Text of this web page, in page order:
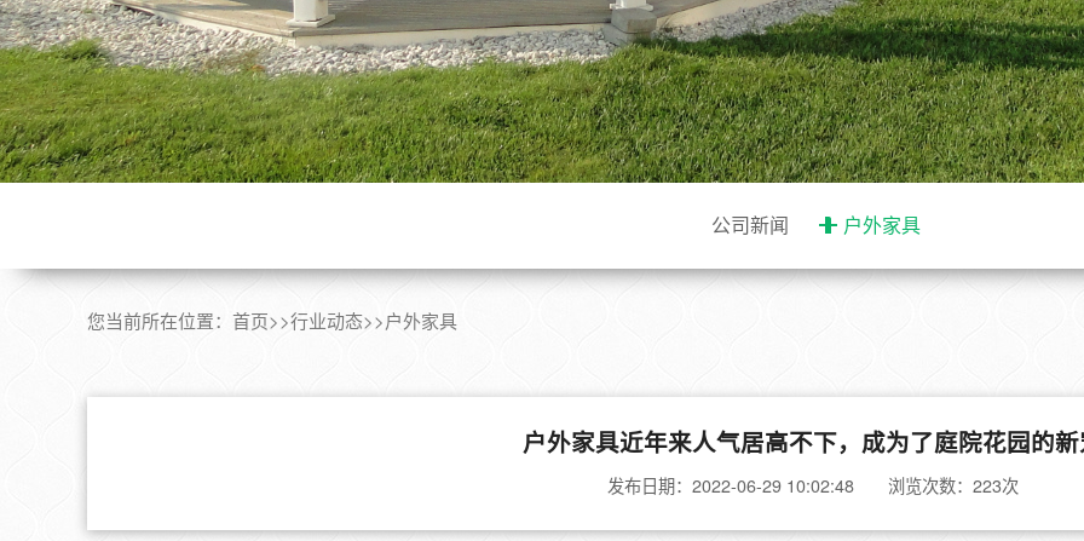
公司新闻 户外家具
您当前所在位置： 首页>>行业动态>>户外家具
户外家具近年来人气居高不下，成为了庭院花园的
发布日期：2022-06-29 10:02:48 浏览次数：223次